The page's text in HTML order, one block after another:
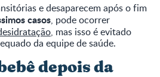
e desaparecem após o fim
casos, pode ocorrer
, mas isso é evitado
da equipe de saúde.
depois da